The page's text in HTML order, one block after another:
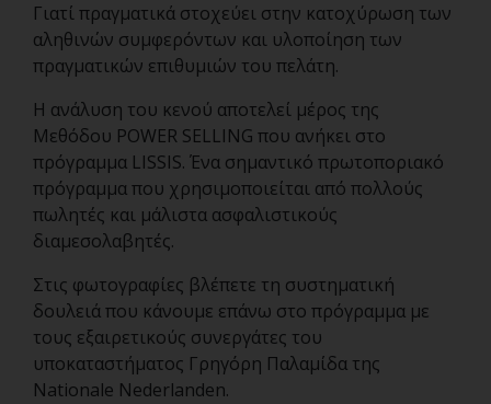
Γιατί πραγματικά στοχεύει στην κατοχύρωση των
αληθινών συμφερόντων και υλοποίηση των
πραγματικών επιθυμιών του πελάτη.
Η ανάλυση του κενού αποτελεί μέρος της
Μεθόδου POWER SELLING που ανήκει στο
πρόγραμμα LISSIS. Ένα σημαντικό πρωτοποριακό
πρόγραμμα που χρησιμοποιείται από πολλούς
πωλητές και μάλιστα ασφαλιστικούς
διαμεσολαβητές.
Στις φωτογραφίες βλέπετε τη συστηματική
δουλειά που κάνουμε επάνω στο πρόγραμμα με
τους εξαιρετικούς συνεργάτες του
υποκαταστήματος Γρηγόρη Παλαμίδα της
Nationale Nederlanden.